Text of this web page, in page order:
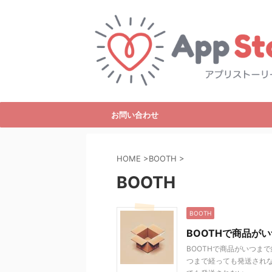
お問い合わせ
HOME >BOOTH >
BOOTH
BOOTH
BOOTHで商品が
BOOTHで商品がいつま
つまで経っても発送され